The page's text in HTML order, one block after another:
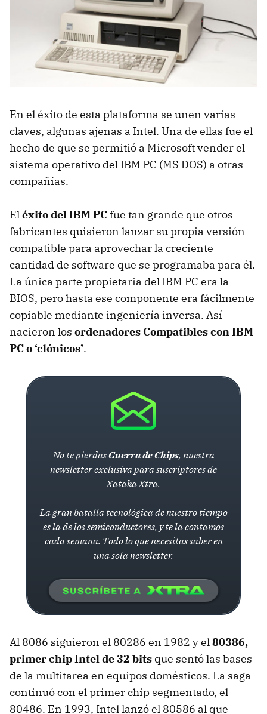
En el éxito de esta plataforma se unen varias
claves, algunas ajenas a Intel. Una de ellas fue el
hecho de que se permitió a Microsoft vender el
sistema operativo del IBM PC (MS DOS) a otras
compañías.
Eléxito del IBM PCfue tan grande que otros
fabricantes quisieron lanzar su propia versión
compatible para aprovechar la creciente
cantidad de software que se programaba para él.
La única parte propietaria del IBM PC era la
BIOS, pero hasta ese componente era fácilmente
copiable mediante ingeniería inversa. Así
nacieron los ordenadores Compatibles con IBM
PC o ‘clónicos’.
No te pierdasGuerra de Chips, nuestra
newsletter exclusiva para suscriptores de
Xataka Xtra.
La gran batalla tecnológica de nuestro tiempo
es la de los semiconductores, y te la contamos
cada semana. Todo lo que necesitas saber en
una sola newsletter.
Al 8086 siguieron el 80286 en 1982 y el80386,
primer chip Intel de 32 bits que sentó las bases
de la multitarea en equipos domésticos. La saga
continuó con el primer chip segmentado, el
80486. En 1993, Intel lanzó el 80586 al que